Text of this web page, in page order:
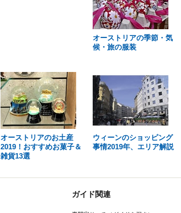
オーストリアの季節・気
候・旅の服装
オーストリアのお土産
2019！おすすめお菓子＆
雑貨13選
ウィーンのショッピング
事情2019年、エリア解説
ガイド関連